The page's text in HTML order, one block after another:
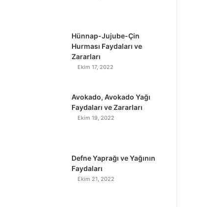
Hünnap-Jujube-Çin
Hurması Faydaları ve
Zararları
Ekim 17, 2022
Avokado, Avokado Yağı
Faydaları ve Zararları
Ekim 19, 2022
Defne Yaprağı ve Yağının
Faydaları
Ekim 21, 2022